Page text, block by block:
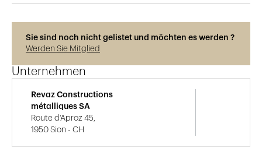
Sie sind noch nicht gelistet und möchten es werden ?
Werden Sie Mitglied
Unternehmen
Revaz Constructions
métalliques SA
Route d'Aproz 45,
1950 Sion - CH